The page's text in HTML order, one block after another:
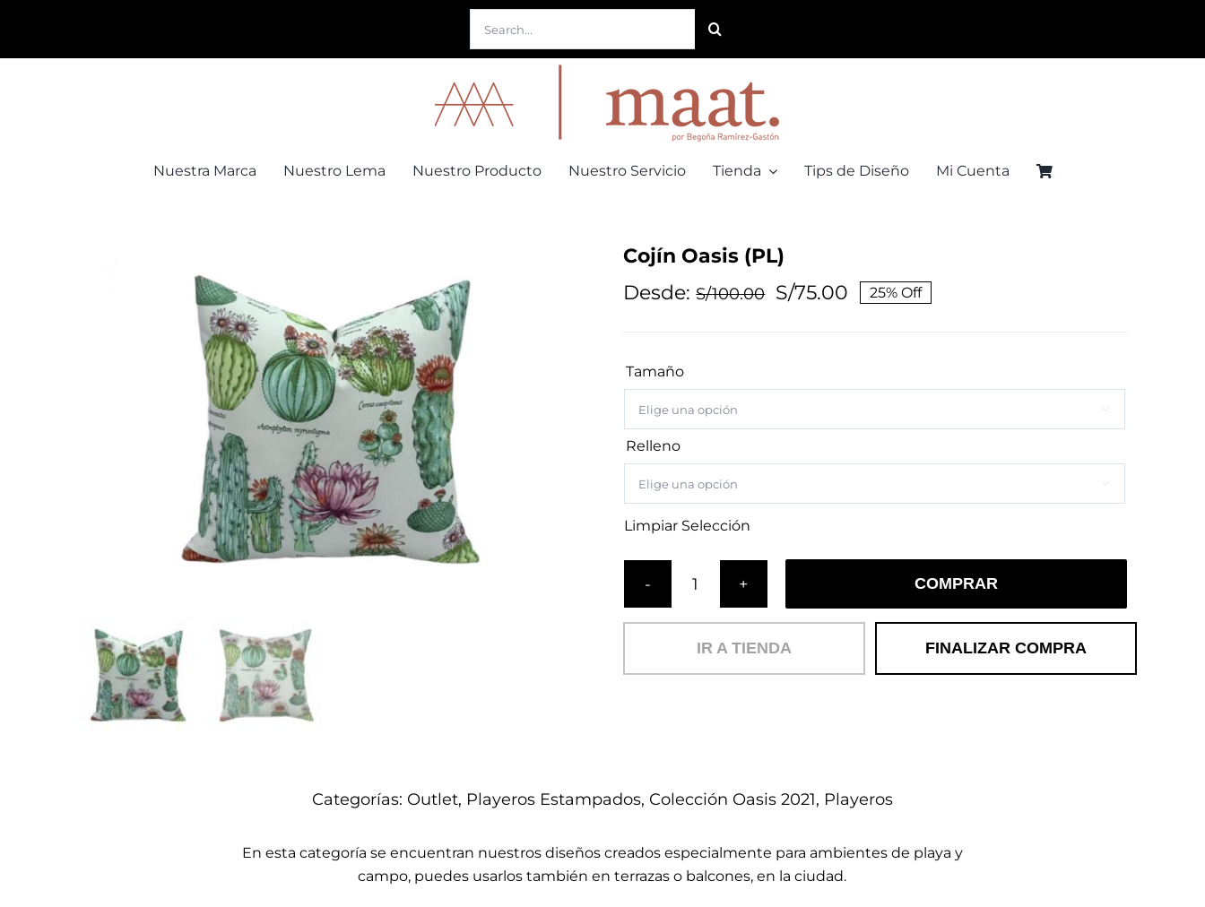
contenido
Nuestra Marca Nuestro Lema Nuestro Producto Nuestro Servicio Tienda Tips de Diseño Mi Cuenta
Cojín Oasis (PL)
Desde:S/100.00 S/75.00 25% Off
Tamaño

Relleno

Limpiar Selección
Cojín
(PL)
COMPRAR
IR A TIENDA FINALIZAR COMPRA
Categorías: Outlet, Playeros Estampados, Colección Oasis 2021, Playeros
En esta categoría se encuentran nuestros diseños creados especialmente para ambientes de playa y
campo, puedes usarlos también en terrazas o balcones, en la ciudad.